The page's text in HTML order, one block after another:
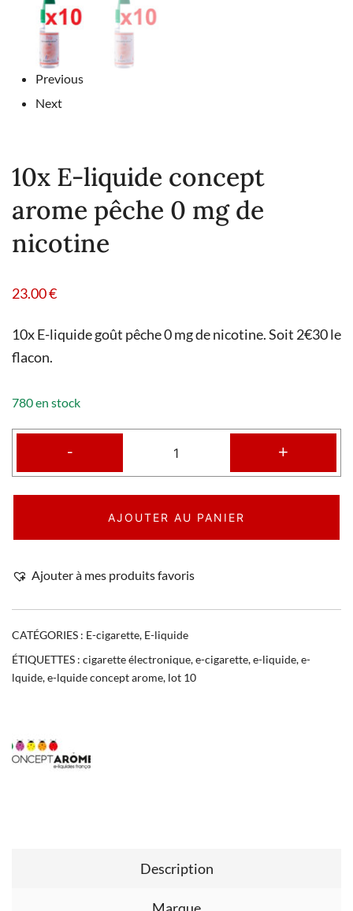
Previous
Next
10x E-liquide concept
arome pêche 0 mg de
nicotine
23.00€
10x E-liquide goût pêche 0 mg de nicotine. Soit 2€30 le
flacon.
780 en stock
- +
AJOUTER AU PANIER
Ajouter à mes produits favoris
CATÉGORIES : E-cigarette, E-liquide
ÉTIQUETTES : cigarette électronique,e-cigarette,e-liquide,e-
lquide,e-lquide concept arome, lot 10
Description